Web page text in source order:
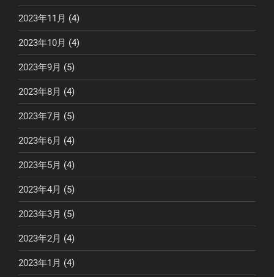
2023年11月 (4)
2023年10月 (4)
2023年9月 (5)
2023年8月 (4)
2023年7月 (5)
2023年6月 (4)
2023年5月 (4)
2023年4月 (5)
2023年3月 (5)
2023年2月 (4)
2023年1月 (4)